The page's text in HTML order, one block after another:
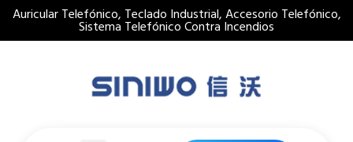
Auricular Telefónico, Teclado Industrial, Accesorio Telefónico,
Sistema Telefónico Contra Incendios